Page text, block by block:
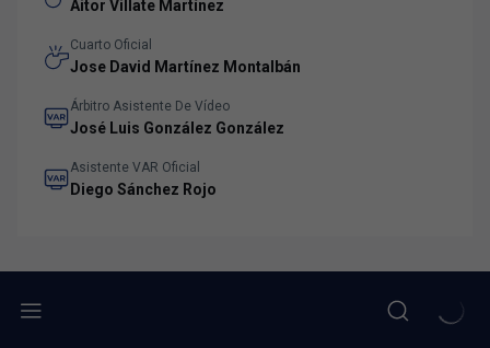
Aitor Villate Martínez
Cuarto Oficial
Jose David Martínez Montalbán
Árbitro Asistente De Vídeo
José Luis González González
Asistente VAR Oficial
Diego Sánchez Rojo